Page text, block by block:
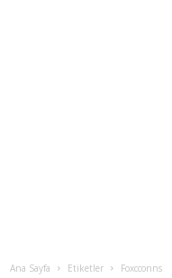
Ana Sayfa Etiketler Foxcconns